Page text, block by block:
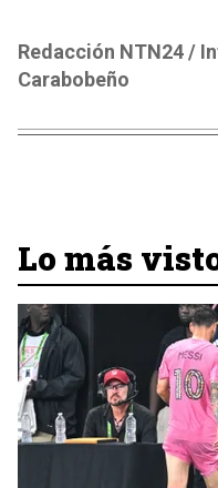
Redacción NTN24 /
Carabobeño
Lo más